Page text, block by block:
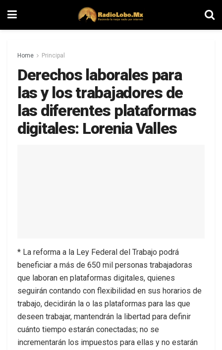
Home Principal
Derechos laborales para
las y los trabajadores de
las diferentes plataformas
digitales: Lorenia Valles
* La reforma a la Ley Federal del Trabajo podrá
beneficiar a más de 650 mil personas trabajadoras
que laboran en plataformas digitales, quienes
seguirán contando con flexibilidad en sus horarios de
trabajo, decidirán la o las plataformas para las que
deseen trabajar, mantendrán la libertad para definir
cuánto tiempo estarán conectadas; no se
incrementarán los impuestos para ellas y no estarán